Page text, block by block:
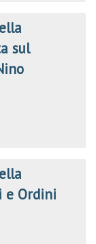
sul
e Ordini